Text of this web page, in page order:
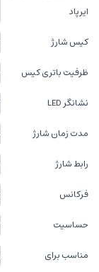
ایرپاد
کیس شارژ
ظرفیت باتری کیس
نشانگر LED
مدت زمان شارژ
رابط شارژ
فرکانس
حساسیت
مناسب برای